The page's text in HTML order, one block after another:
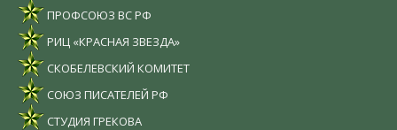
ПРОФСОЮЗ ВС РФ
РИЦ «КРАСНАЯ ЗВЕЗДА»
СКОБЕЛЕВСКИЙ КОМИТЕТ
СОЮЗ ПИСАТЕЛЕЙ РФ
СТУДИЯ ГРЕКОВА